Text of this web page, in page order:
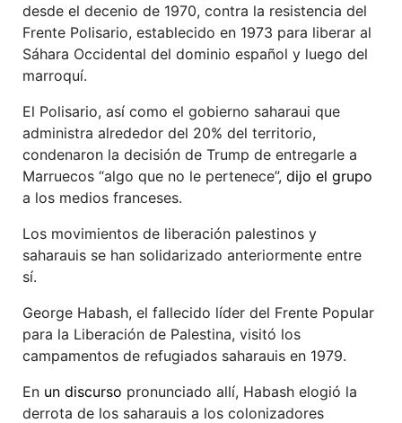
desde el decenio de 1970, contra la resistencia del
Frente Polisario, establecido en 1973 para liberar al
Sáhara Occidental del dominio español y luego del
marroquí.
El Polisario, así como el gobierno saharaui que
administra alrededor del 20% del territorio,
condenaron la decisión de Trump de entregarle a
Marruecos “algo que no le pertenece”, dijo el grupo
a los medios franceses.
Los movimientos de liberación palestinos y
saharauis se han solidarizado anteriormente entre
sí.
George Habash, el fallecido líder del Frente Popular
para la Liberación de Palestina, visitó los
campamentos de refugiados saharauis en 1979.
En un discurso pronunciado allí, Habash elogió la
derrota de los saharauis a los colonizadores